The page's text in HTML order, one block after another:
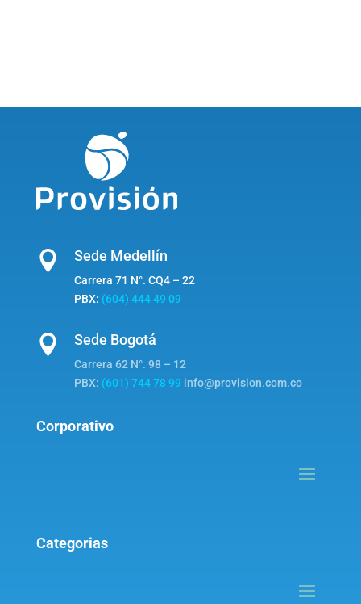
 Sede Medellín
Carrera 71 N°. CQ4 – 22
PBX: (604) 444 49 09
 Sede Bogotá
Carrera 62 N°. 98 – 12
PBX: (601) 744 78 99 info@provision.com.co
Corporativo
Categorias